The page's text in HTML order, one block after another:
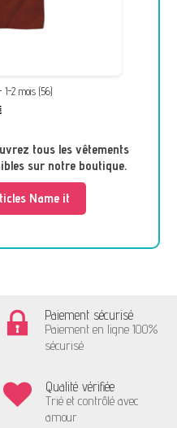
2 mois (56)
tous les vêtements
sur notre boutique.
Name it
Paiement sécurisé
Paiement en ligne 100%
sécurisé
Qualité vérifiée
Trié et contrôlé avec
amour